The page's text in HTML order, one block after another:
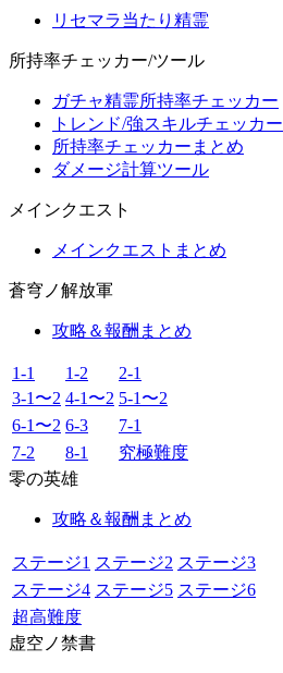
リセマラ当たり精霊
所持率チェッカー/ツール
ガチャ精霊所持率チェッカー
トレンド/強スキルチェッカー
所持率チェッカーまとめ
ダメージ計算ツール
メインクエスト
メインクエストまとめ
蒼穹ノ解放軍
攻略＆報酬まとめ
1-1 1-2
2-1
3-1〜2 4-1〜2 5-1〜2
6-1〜2 6-3
7-1
7-2
8-1
究極難度
零の英雄
攻略＆報酬まとめ
ステージ1 ステージ2 ステージ3
ステージ4 ステージ5 ステージ6
超高難度
虚空ノ禁書